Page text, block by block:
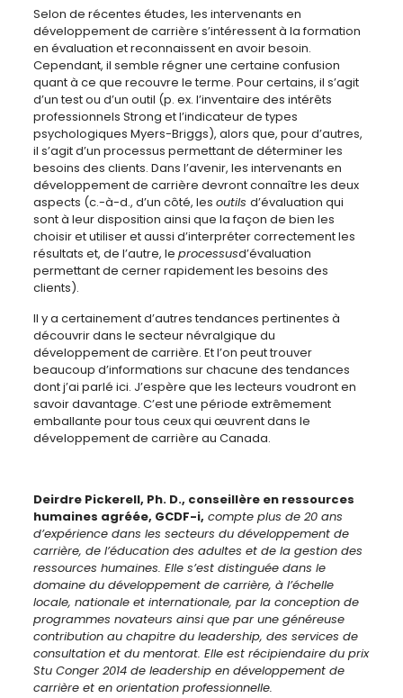
Selon de récentes études, les intervenants en
développement de carrière s’intéressent à la formation
en évaluation et reconnaissent en avoir besoin.
Cependant, il semble régner une certaine confusion
quant à ce que recouvre le terme. Pour certains, il s’agit
d’un test ou d’un outil (p. ex. l’inventaire des intérêts
professionnels Strong et l’indicateur de types
psychologiques Myers-Briggs), alors que, pour d’autres,
il s’agit d’un processus permettant de déterminer les
besoins des clients. Dans l’avenir, les intervenants en
développement de carrière devront connaître les deux
aspects (c.-à-d., d’un côté, les outils d’évaluation qui
sont à leur disposition ainsi que la façon de bien les
choisir et utiliser et aussi d’interpréter correctement les
résultats et, de l’autre, le processusd’évaluation
permettant de cerner rapidement les besoins des
clients).
Il y a certainement d’autres tendances pertinentes à
découvrir dans le secteur névralgique du
développement de carrière. Et l’on peut trouver
beaucoup d’informations sur chacune des tendances
dont j’ai parlé ici. J’espère que les lecteurs voudront en
savoir davantage. C’est une période extrêmement
emballante pour tous ceux qui œuvrent dans le
développement de carrière au Canada.
Deirdre Pickerell, Ph. D., conseillère en ressources
humaines agréée, GCDF-i, compte plus de 20 ans
d’expérience dans les secteurs du développement de
carrière, de l’éducation des adultes et de la gestion des
ressources humaines. Elle s’est distinguée dans le
domaine du développement de carrière, à l’échelle
locale, nationale et internationale, par la conception de
programmes novateurs ainsi que par une généreuse
contribution au chapitre du leadership, des services de
consultation et du mentorat. Elle est récipiendaire du prix
Stu Conger 2014 de leadership en développement de
carrière et en orientation professionnelle.